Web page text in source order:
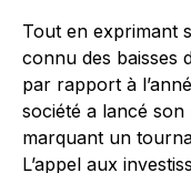
Tout en exprimant
connu des baisses
par rapport à
société a lancé
marquant un
L’appel aux